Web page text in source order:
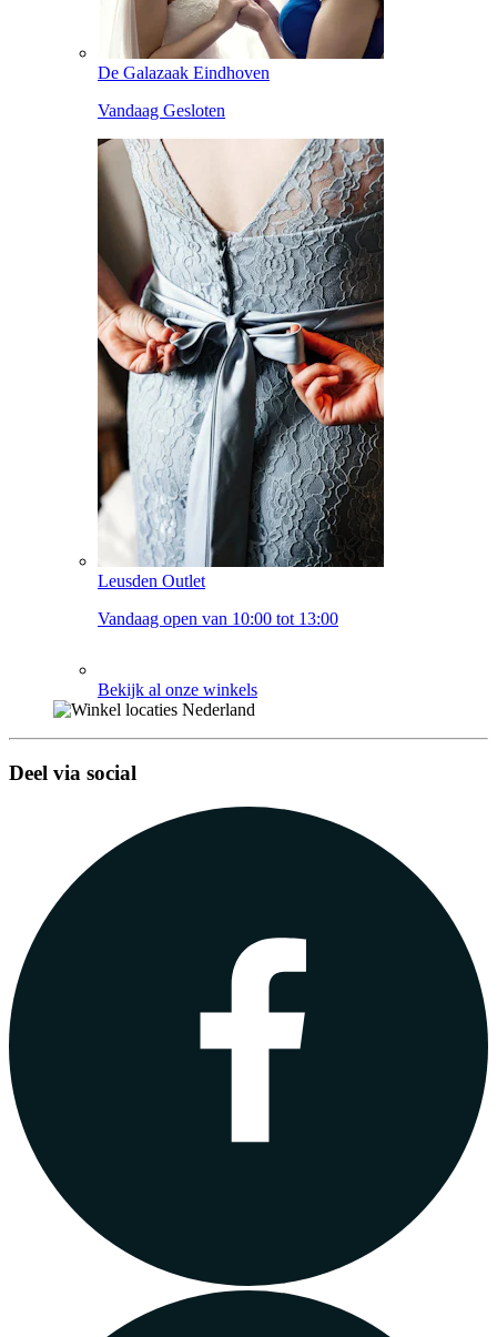
De Galazaak Eindhoven
Vandaag Gesloten
Leusden Outlet
Vandaag open van 10:00 tot 13:00
Bekijk al onze winkels
Deel via social